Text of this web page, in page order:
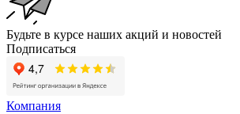
Будьте в курсе наших акций и новостей
Подписаться
Компания